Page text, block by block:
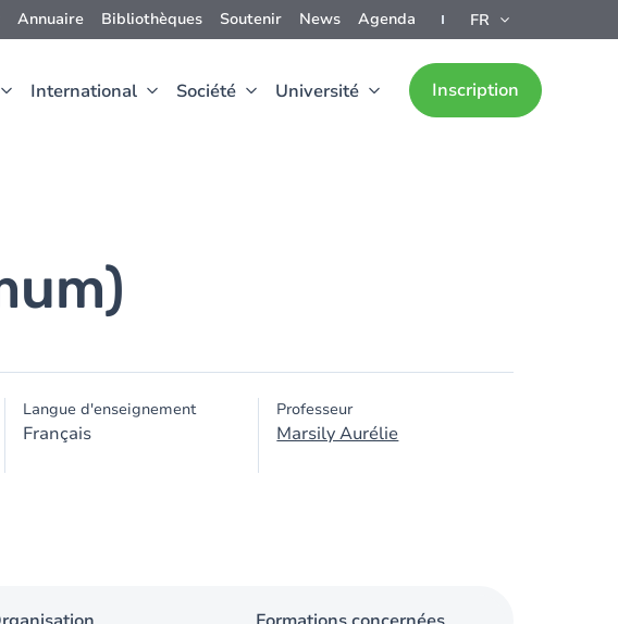
Annuaire Bibliothèques Soutenir News Agenda FR
International Société Université Inscription
Langue d'enseignement
Français
Professeur
Marsily Aurélie